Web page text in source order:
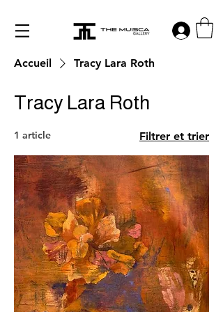
Log in
Accueil Tracy Lara Roth
Tracy Lara Roth
1 article Filtrer et trier